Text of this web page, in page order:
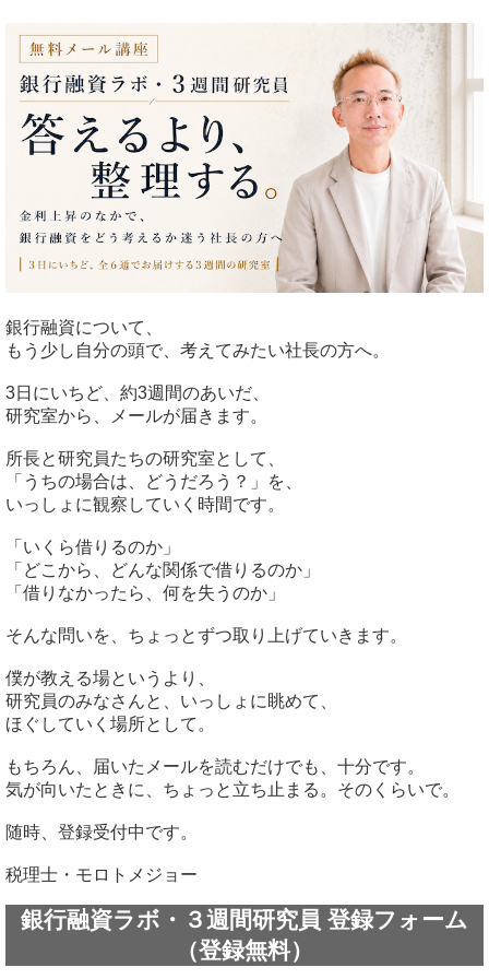
銀行融資について、
もう少し自分の頭で、考えてみたい社長の方へ。
3日にいちど、約3週間のあいだ、
研究室から、メールが届きます。
所長と研究員たちの研究室として、
「うちの場合は、どうだろう？」を、
いっしょに観察していく時間です。
「いくら借りるのか」
「どこから、どんな関係で借りるのか」
「借りなかったら、何を失うのか」
そんな問いを、ちょっとずつ取り上げていきます。
僕が教える場というより、
研究員のみなさんと、いっしょに眺めて、
ほぐしていく場所として。
もちろん、届いたメールを読むだけでも、十分です。
気が向いたときに、ちょっと立ち止まる。そのくらいで。
随時、登録受付中です。
税理士・モロトメジョー
銀行融資ラボ・３週間研究員 登録フォーム
（登録無料）